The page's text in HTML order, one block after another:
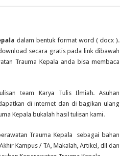
dalam bentuk format word ( docx ).
secara gratis pada link dibawah
Trauma Kepala anda bisa membaca
team Karya Tulis Ilmiah. Asuhan
di internet dan di bagikan ulang
Kepala bukalah hasil tulisan kami.
Trauma Kepala sebagai bahan
Kampus / TA, Makalah, Artikel, dll dan